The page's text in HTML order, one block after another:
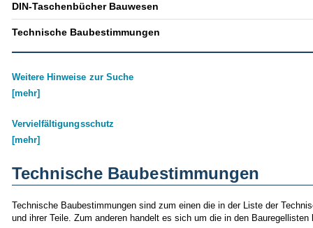
DIN-Taschenbücher Bauwesen
Technische Baubestimmungen
Weitere Hinweise zur Suche
[mehr]
Vervielfältigungsschutz
[mehr]
Technische Baubestimmungen
Technische Baubestimmungen sind zum einen die in der Liste der
und ihrer Teile. Zum anderen handelt es sich um die in den